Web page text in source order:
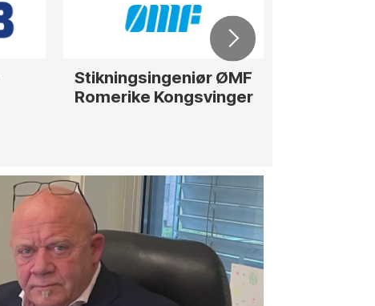
Stikningsingeniør ØMF
Romerike Kongsvinger